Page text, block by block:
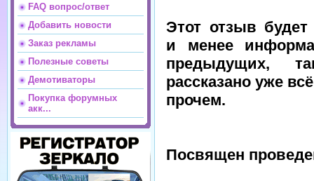
FAQ вопрос/ответ
Добавить новости
Заказ рекламы
Полезные советы
Демотиваторы
Покупка форумных
акк...
Этот отзыв будет
и менее
предыдущих,
рассказано уже
прочем.
Посвящен